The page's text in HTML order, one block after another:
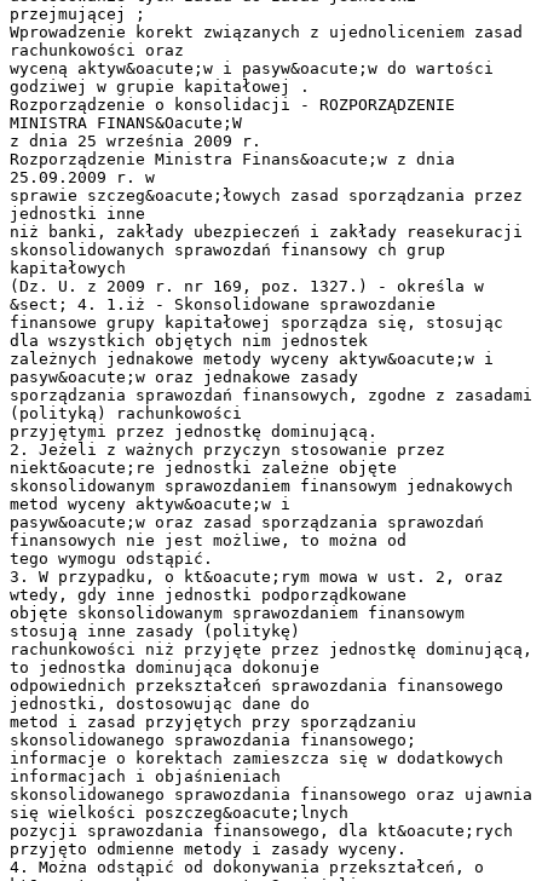
przejmującej ;
Wprowadzenie korekt związanych z ujednoliceniem zasad
rachunkowości oraz
wyceną aktyw&oacute;w i pasyw&oacute;w do wartości
godziwej w grupie kapitałowej .
Rozporządzenie o konsolidacji - ROZPORZĄDZENIE
MINISTRA FINANS&Oacute;W
z dnia 25 września 2009 r.
Rozporządzenie Ministra Finans&oacute;w z dnia
25.09.2009 r. w
sprawie szczeg&oacute;łowych zasad sporządzania przez
jednostki inne
niż banki, zakłady ubezpieczeń i zakłady reasekuracji
skonsolidowanych sprawozdań finansowy ch grup
kapitałowych
(Dz. U. z 2009 r. nr 169, poz. 1327.) - określa w
&sect; 4. 1.iż - Skonsolidowane sprawozdanie
finansowe grupy kapitałowej sporządza się, stosując
dla wszystkich objętych nim jednostek
zależnych jednakowe metody wyceny aktyw&oacute;w i
pasyw&oacute;w oraz jednakowe zasady
sporządzania sprawozdań finansowych, zgodne z zasadami
(polityką) rachunkowości
przyjętymi przez jednostkę dominującą.
2. Jeżeli z ważnych przyczyn stosowanie przez
niekt&oacute;re jednostki zależne objęte
skonsolidowanym sprawozdaniem finansowym jednakowych
metod wyceny aktyw&oacute;w i
pasyw&oacute;w oraz zasad sporządzania sprawozdań
finansowych nie jest możliwe, to można od
tego wymogu odstąpić.
3. W przypadku, o kt&oacute;rym mowa w ust. 2, oraz
wtedy, gdy inne jednostki podporządkowane
objęte skonsolidowanym sprawozdaniem finansowym
stosują inne zasady (politykę)
rachunkowości niż przyjęte przez jednostkę dominującą,
to jednostka dominująca dokonuje
odpowiednich przekształceń sprawozdania finansowego
jednostki, dostosowując dane do
metod i zasad przyjętych przy sporządzaniu
skonsolidowanego sprawozdania finansowego;
informacje o korektach zamieszcza się w dodatkowych
informacjach i objaśnieniach
skonsolidowanego sprawozdania finansowego oraz ujawnia
się wielkości poszczeg&oacute;lnych
pozycji sprawozdania finansowego, dla kt&oacute;rych
przyjęto odmienne metody i zasady wyceny.
4. Można odstąpić od dokonywania przekształceń, o